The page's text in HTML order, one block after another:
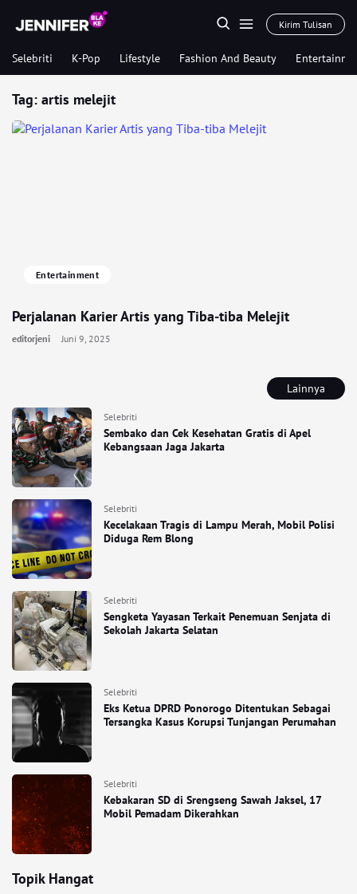
Kirim Tulisan
Selebriti K-Pop Lifestyle Fashion And Beauty
Lainnya
Selebriti
Sembako dan Cek Kesehatan Gratis di Apel
Kebangsaan Jaga Jakarta
Selebriti
Kecelakaan Tragis di Lampu Merah, Mobil Polisi
Diduga Rem Blong
Selebriti
Sengketa Yayasan Terkait Penemuan Senjata di
Sekolah Jakarta Selatan
Selebriti
Eks Ketua DPRD Ponorogo Ditentukan Sebagai
Tersangka Kasus Korupsi Tunjangan Perumahan
Selebriti
Kebakaran SD di Srengseng Sawah Jaksel, 17
Mobil Pemadam Dikerahkan
Topik Hangat
Tag: artis melejit
Entertainment
Perjalanan Karier Artis yang Tiba-tiba Melejit
editorjeni Juni 9, 2025